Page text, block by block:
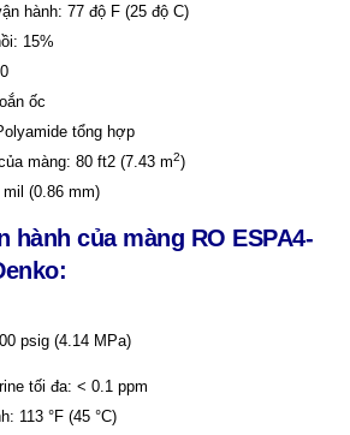
hành: 77 độ F (25 độ C)
15%
ốc
tổng hợp
màng: 80 ft2 (7.43 m2)
(0.86 mm)
hành của màng RO ESPA4-
psig (4.14 MPa)
tối đa: < 0.1 ppm
113 °F (45 °C)